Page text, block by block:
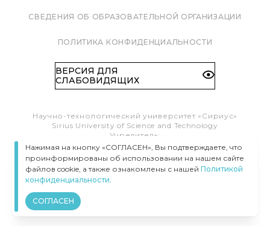
СВЕДЕНИЯ ОБ ОБРАЗОВАТЕЛЬНОЙ ОРГАНИЗАЦИИ
ПОЛИТИКА КОНФИДЕНЦИАЛЬНОСТИ
ВЕРСИЯ ДЛЯ
СЛАБОВИДЯЩИХ
Научно-технологический университет «Сириус»
Sirius University of Science and Technology
Учредитель:
Образовательный Фонд «Талант и успех»
Федеральная территория «Сириус»,
Тел.:8 (800) 100 41 55
info@siriusuniversity.ru
ВСЕ ПРАВА ЗАЩИЩЕНЫ © УНИВЕРСИТЕТ «СИРИУС», 2020–
Нажимая на кнопку «СОГЛАСЕН», Вы подтверждаете, что
проинформированы об использовании на нашем сайте
файлов cookie, а также ознакомлены с нашей Политикой
конфиденциальности.
СОГЛАСЕН